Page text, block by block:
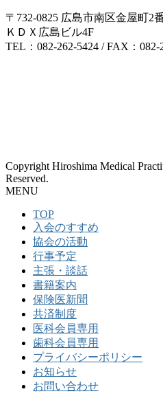
〒732-0825 広島市南区金屋町2
ＫＤＸ広島ビル4F
TEL：082-262-5424 / FAX：082-
Copyright Hiroshima Medical
Reserved.
MENU
TOP
入会のすすめ
協会の活動
行事予定
主張・談話
書籍案内
保険医新聞
共済制度
医科会員専用
歯科会員専用
プライバシーポリシー
お知らせ
お問い合わせ